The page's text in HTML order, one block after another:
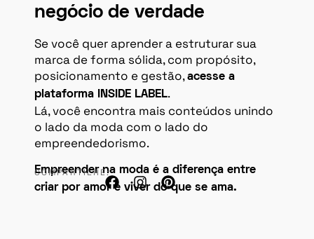
negócio de verdade
Se você quer aprender a estruturar sua
marca de forma sólida, com propósito,
posicionamento e gestão,acesse a
plataforma INSIDE LABEL.
Lá, você encontra mais conteúdos unindo
o lado da moda com o lado do
empreendedorismo.
Empreender na moda é a diferença entre
criar por amor e viver do que se ama.
COMPARTILHE: